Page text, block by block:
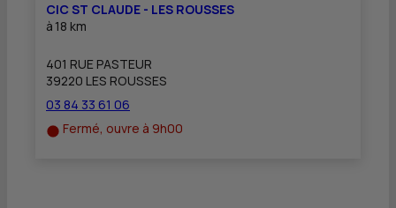
CIC ST CLAUDE - LES ROUSSES
à 18 km
401 RUE PASTEUR
39220 LES ROUSSES
03 84 33 61 06
Fermé, ouvre à 9h00